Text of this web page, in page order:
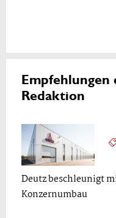
Redaktion
Deutz beschleunigt
Konzernumbau